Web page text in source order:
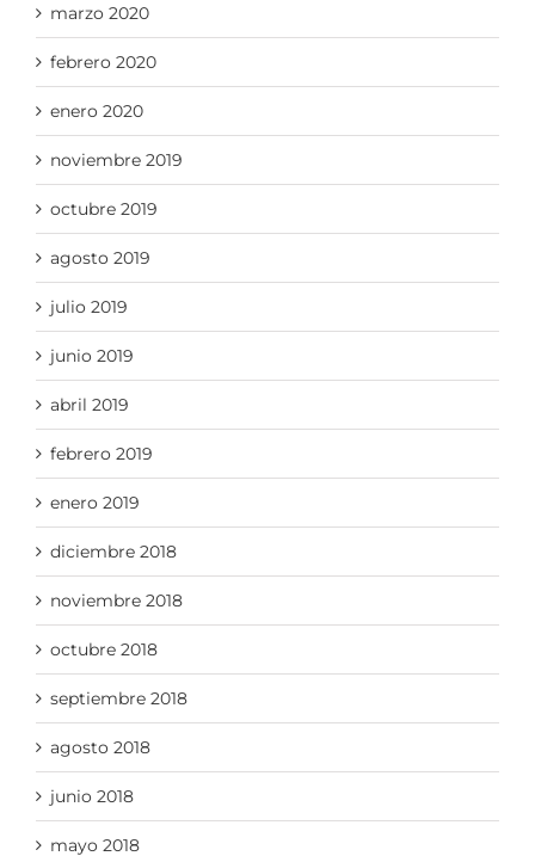
marzo 2020
febrero 2020
enero 2020
noviembre 2019
octubre 2019
agosto 2019
julio 2019
junio 2019
abril 2019
febrero 2019
enero 2019
diciembre 2018
noviembre 2018
octubre 2018
septiembre 2018
agosto 2018
junio 2018
mayo 2018